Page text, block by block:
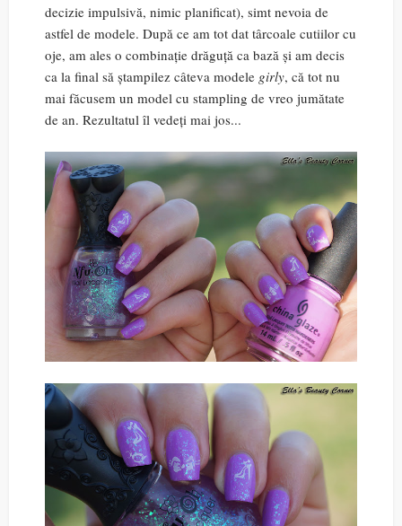
decizie impulsivă, nimic planificat), simt nevoia de
astfel de modele. După ce am tot dat târcoale cutiilor cu
oje, am ales o combinație drăguță ca bază și am decis
ca la final să ștampilez câteva modele girly, că tot nu
mai făcusem un model cu stampling de vreo jumătate
de an. Rezultatul îl vedeți mai jos...